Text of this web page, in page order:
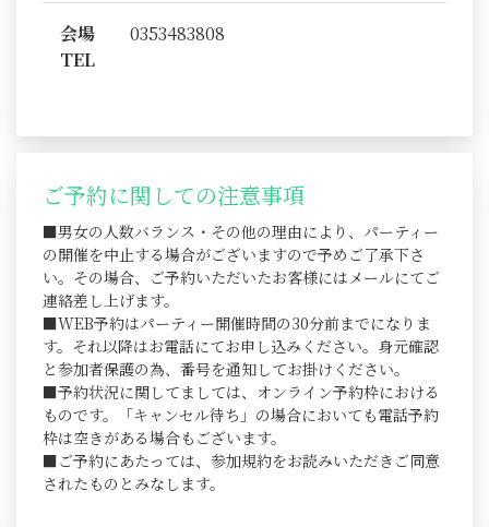
会場
TEL
0353483808
ご予約に関しての注意事項
■男女の人数バランス・その他の理由により、パーティー
の開催を中止する場合がございますので予めご了承下さ
い。その場合、ご予約いただいたお客様にはメールにてご
連絡差し上げます。
■WEB予約はパーティー開催時間の30分前までになりま
す。それ以降はお電話にてお申し込みください。身元確認
と参加者保護の為、番号を通知してお掛けください。
■予約状況に関してましては、オンライン予約枠における
ものです。「キャンセル待ち」の場合においても電話予約
枠は空きがある場合もございます。
■ご予約にあたっては、参加規約をお読みいただきご同意
されたものとみなします。